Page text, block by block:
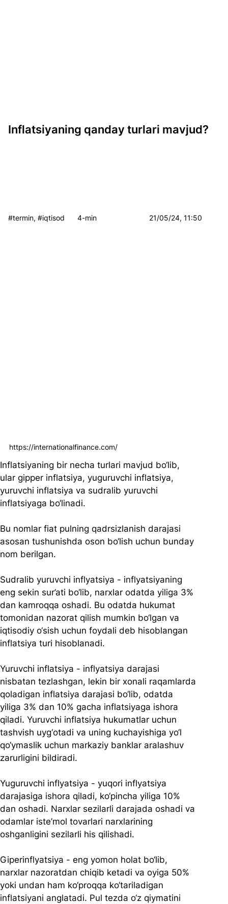
Inflatsiyaning qanday turlari mavjud?
#termin, #iqtisod 4-min 21/05/24, 11:50
Inflatsiyaning bir necha turlari mavjud bo‘lib,
ular gipper inflatsiya, yuguruvchi inflatsiya,
yuruvchi inflatsiya va sudralib yuruvchi
inflatsiyaga bo‘linadi.
Bu nomlar fiat pulning qadrsizlanish darajasi
asosan tushunishda oson bo‘lish uchun bunday
nom berilgan.
Sudralib yuruvchi inflyatsiya - inflyatsiyaning
eng sekin sur’ati bo‘lib, narxlar odatda yiliga 3%
dan kamroqqa oshadi. Bu odatda hukumat
tomonidan nazorat qilish mumkin bo‘lgan va
iqtisodiy o‘sish uchun foydali deb hisoblangan
inflatsiya turi hisoblanadi.
Yuruvchi inflatsiya - inflyatsiya darajasi
nisbatan tezlashgan, lekin bir xonali raqamlarda
qoladigan inflatsiya darajasi bo‘lib, odatda
yiliga 3% dan 10% gacha inflatsiyaga ishora
qiladi. Yuruvchi inflatsiya hukumatlar uchun
tashvish uyg‘otadi va uning kuchayishiga yo‘l
qo‘ymaslik uchun markaziy banklar aralashuv
zarurligini bildiradi.
Yuguruvchi inflyatsiya - yuqori inflyatsiya
darajasiga ishora qiladi, ko‘pincha yiliga 10%
dan oshadi. Narxlar sezilarli darajada oshadi va
odamlar iste’mol tovarlari narxlarining
oshganligini sezilarli his qilishadi.
Giperinflyatsiya - eng yomon holat bo‘lib,
narxlar nazoratdan chiqib ketadi va oyiga 50%
yoki undan ham ko‘proqqa ko‘tariladigan
inflatsiyani anglatadi. Pul tezda o‘z qiymatini
https://internationalfinance.com/